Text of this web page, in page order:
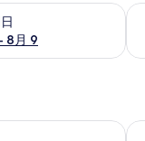
8月 9
空室状況をチェック
今
オ